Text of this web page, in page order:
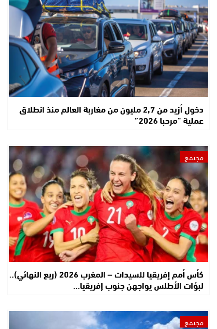
دخول أزيد من 2,7 مليون من مغاربة العالم منذ انطلاق
عملية “مرحبا 2026”
مجتمع
كأس أمم إفريقيا للسيدات – المغرب 2026 (ربع النهائي)..
لبؤات الأطلس يواجهن جنوب إفريقيا…
مجتمع